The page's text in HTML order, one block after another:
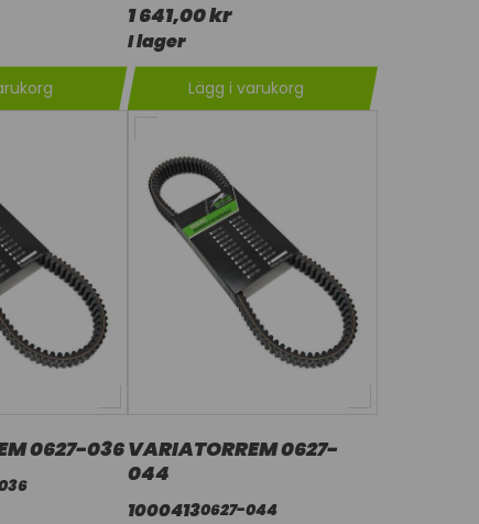
1 641,00 kr
I lager
Lägg i varukorg
0627-036VARIATORREM 0627-
044
10004130627-044